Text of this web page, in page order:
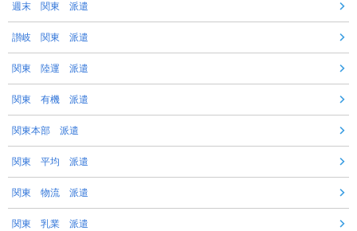
週末 関東 派遣
讃岐 関東 派遣
関東 陸運 派遣
関東 有機 派遣
関東本部 派遣
関東 平均 派遣
関東 物流 派遣
関東 乳業 派遣